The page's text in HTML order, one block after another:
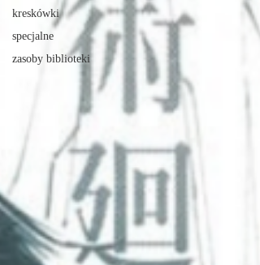
kreskówki
specjalne
zasoby biblioteki